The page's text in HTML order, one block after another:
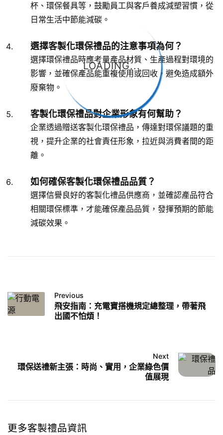
LOADING...
杯、環保餐具等，鼓勵員工與客戶養成減塑習慣，從
日常生活中節能減碳。
選擇客製化環保禮品的注意事項為何？
選擇環保禮品時應考量產品材質、生產過程對環境的
影響，並確保產品能重複使用或回收，避免造成額外
廢棄物。
客製化環保禮品對企業形象有何幫助？
企業透過贈送客製化環保禮品，傳達對環保議題的重
視，提升企業的社會責任形象，拉近與消費者間的距
離。
如何確保客製化環保禮品品質？
選擇信譽良好的客製化禮品供應商，並確認產品符合
相關環保標準，才能確保產品品質，發揮預期的節能
減碳效果。
Previous
飛安指南：充電寶搭機規定總整理，帶著飛
出國不怕煩！
Next
環保送禮新主張：時尚、實用，企業綠色價
值展現
更多客製禮品資訊